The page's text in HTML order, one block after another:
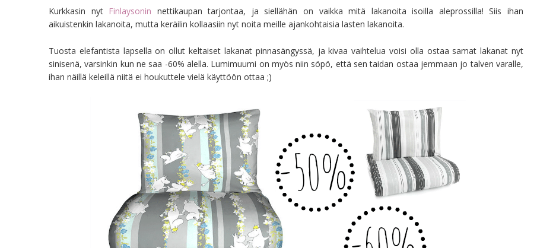
Kurkkasin nyt Finlaysonin nettikaupan tarjontaa, ja siellähän on vaikka mitä lakanoita isoilla aleprossilla! Siis ihan
aikuistenkin lakanoita, mutta keräilin kollaasiin nyt noita meille ajankohtaisia lasten lakanoita.
Tuosta elefantista lapsella on ollut keltaiset lakanat pinnasängyssä, ja kivaa vaihtelua voisi olla ostaa samat lakanat nyt
sinisenä, varsinkin kun ne saa -60% alella. Lumimuumi on myös niin söpö, että sen taidan ostaa jemmaan jo talven varalle,
ihan näillä keleillä niitä ei houkuttele vielä käyttöön ottaa ;)